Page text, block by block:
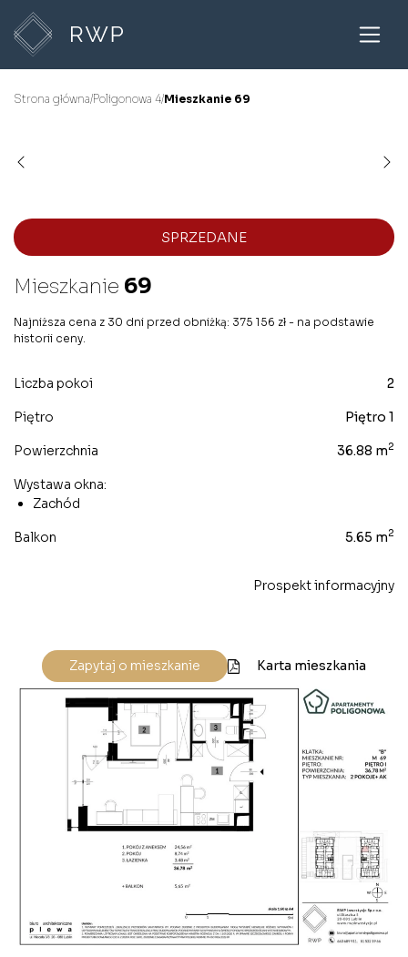
Strona główna/Poligonowa 4/Mieszkanie 69
SPRZEDANE
Mieszkanie 69
Najniższa cena z 30 dni przed obniżką: 375 156 zł - na podstawie
historii ceny.
Liczba pokoi 2
Piętro Piętro 1
Powierzchnia 36.88 m2
Wystawa okna:
Zachód
Balkon 5.65 m2
Prospekt informacyjny
Zapytaj o mieszkanie Karta mieszkania